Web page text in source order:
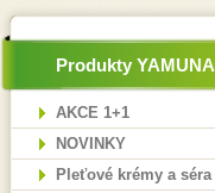
Produkty YAMUNA
AKCE 1+1
NOVINKY
Pleťové krémy a séra